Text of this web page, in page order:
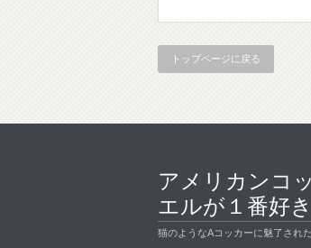
トップページに戻る
アメリカンコ
エルが１番好き
猫のようなAコッカーに魅了され